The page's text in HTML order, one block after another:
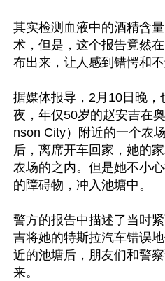
其实检测血液中的酒精含
术，但是，这个报告竟然
布出来，让人感到错愕和不
据媒体报导，2月10日晚
夜，年仅50岁的赵安吉在
nson City）附近的一个农
后，离席开车回家，她的
农场的之内。但是她不小
的障碍物，冲入池塘中。
警方的报告中描述了当时
吉将她的特斯拉汽车错误
近的池塘后，朋友们和警
来。